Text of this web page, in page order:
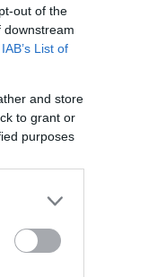
out of the
downstream
IAB’s List of
and store
to grant or
purposes
The Ski
a je